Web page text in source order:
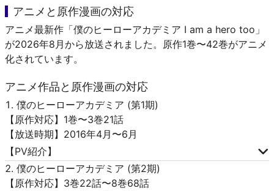
アニメと原作漫画の対応
アニメ最新作「僕のヒーローアカデミア I am a hero too」
が2026年8月から放送されました。原作1巻〜42巻がアニメ
化されています。
アニメ作品と原作漫画の対応
僕のヒーローアカデミア (第1期)
【原作対応】1巻〜3巻21話
【放送時期】2016年4月〜6月
【PV紹介】
僕のヒーローアカデミア (第2期)
【原作対応】3巻22話〜8巻68話